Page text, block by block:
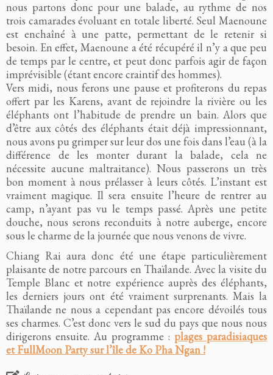
nous partons donc pour une balade, au rythme de nos
trois camarades évoluant en totale liberté. Seul Maenoune
est enchaîné à une patte, permettant de le retenir si
besoin. En effet, Maenoune a été récupéré il n’y a que peu
de temps par le centre, et peut donc parfois agir de façon
imprévisible (étant encore craintif des hommes).
Vers midi, nous ferons une pause et profiterons du repas
offert par les Karens, avant de rejoindre la rivière ou les
éléphants ont l’habitude de prendre un bain. Alors que
d’être aux côtés des éléphants était déjà impressionnant,
nous avons pu grimper sur leur dos une fois dans l’eau (à la
différence de les monter durant la balade, cela ne
nécessite aucune maltraitance). Nous passerons un très
bon moment à nous prélasser à leurs côtés. L’instant est
vraiment magique. Il sera ensuite l’heure de rentrer au
camp, n’ayant pas vu le temps passé. Après une petite
douche, nous serons reconduits à notre auberge, encore
sous le charme de la journée que nous venons de vivre.
Chiang Rai aura donc été une étape particulièrement
plaisante de notre parcours en Thaïlande. Avec la visite du
Temple Blanc et notre expérience auprès des éléphants,
les derniers jours ont été vraiment surprenants. Mais la
Thaïlande ne nous a cependant pas encore dévoilés tous
ses charmes. C’est donc vers le sud du pays que nous nous
dirigerons ensuite. Au programme :plages paradisiaques
et FullMoon Party sur l’île de Ko Pha Ngan !